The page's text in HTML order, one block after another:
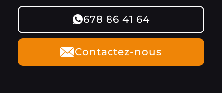
678 86 41 64
Contactez-nous